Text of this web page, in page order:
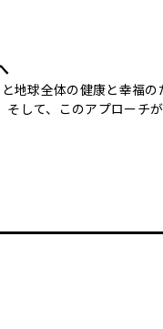
地球全体の健康と幸福
して、このアプローチ